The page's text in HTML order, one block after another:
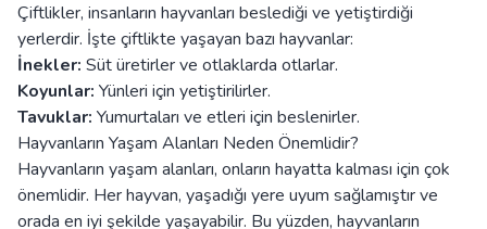
Çiftlikler, insanların hayvanları beslediği ve yetiştirdiği
yerlerdir. İşte çiftlikte yaşayan bazı hayvanlar:
İnekler: Süt üretirler ve otlaklarda otlarlar.
Koyunlar: Yünleri için yetiştirilirler.
Tavuklar: Yumurtaları ve etleri için beslenirler.
Hayvanların Yaşam Alanları Neden Önemlidir?
Hayvanların yaşam alanları, onların hayatta kalması için çok
önemlidir. Her hayvan, yaşadığı yere uyum sağlamıştır ve
orada en iyi şekilde yaşayabilir. Bu yüzden, hayvanların